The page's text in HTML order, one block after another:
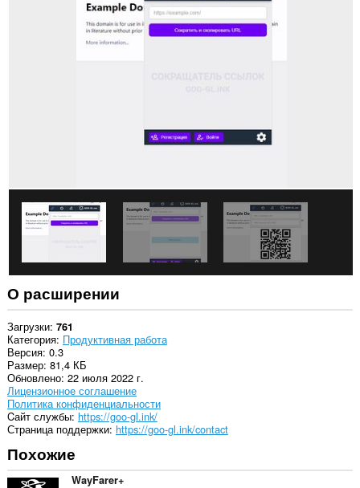
tray.
О расширении
Загрузки 761
Категория Продуктивная работа
Версия 0.3
Размер 81,4 КБ
Обновлено 22 июля 2022 г.
Лицензионное соглашение
Политика конфиденциальности
Cайт службы https://goo-gl.ink/
Страница поддержки https://goo-gl.ink/contact
Похожие
WayFarer+